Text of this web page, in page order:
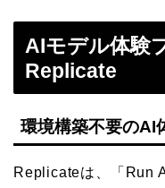
AIモデル体験
Replicate
環境構築不要のAI
Replicateは、「Run